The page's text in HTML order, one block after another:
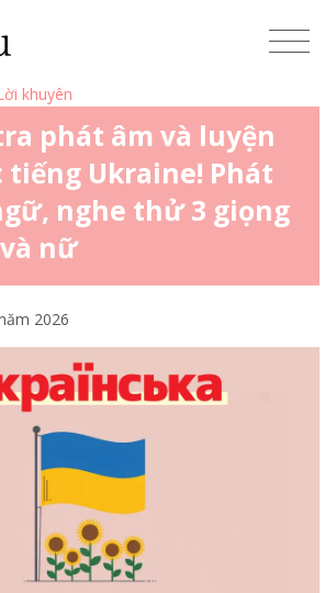
khuyên
phát âm và luyện
tiếng Ukraine! Phát
nghe thử 3 giọng
nữ
2026